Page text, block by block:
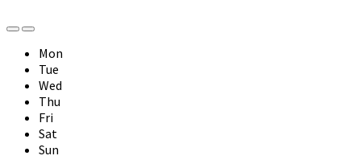
Previous
Month
Next
Month
Mon
Tue
Wed
Thu
Fri
Sat
Sun